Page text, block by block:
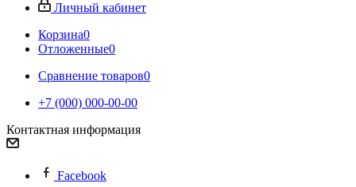
Личный кабинет
Корзина0
Отложенные0
Сравнение товаров0
+7 (000) 000-00-00
Контактная информация
Facebook